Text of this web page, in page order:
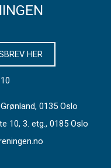
HER
0135 Oslo
10, 3. etg., 0185 Oslo